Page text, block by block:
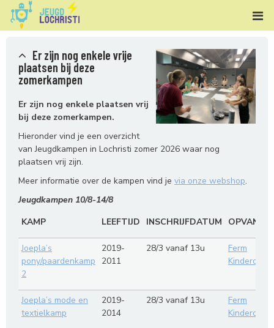
Er zijn nog enkele vrije
plaatsen bij deze
zomerkampen
Er zijn nog enkele plaatsen vrij
bij deze zomerkampen.
Hieronder vind je een overzicht
van Jeugdkampen in Lochristi zomer 2026 waar nog
plaatsen vrij zijn.
Meer informatie over de kampen vind je via onze webshop.
Jeugdkampen 10/8-14/8
KAMP
LEEFTIJD INSCHRIJFDATUM OPVANG
Joepla’s
pony/paardenkamp
2
2019-
2011
28/3 vanaf 13u
Ferm
Joepla’s mode en
textielkamp
2019-
2014
28/3 vanaf 13u
Ferm